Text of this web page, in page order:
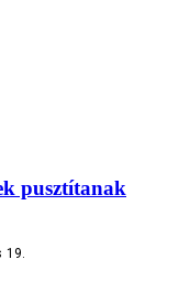
pusztítanak
19.